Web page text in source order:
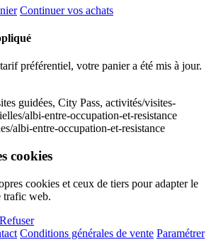
Continuer vos achats
préférentiel, votre panier a été mis à jour.
guidées, City Pass, activités/visites-
albi-entre-occupation-et-resistance
albi-entre-occupation-et-resistance
cookies
cookies et ceux de tiers pour adapter le
trafic web.
Refuser
Conditions générales de vente Paramétrer